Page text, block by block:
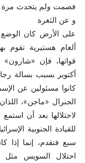
فصمت ولم يتحدث مرة
و عن الثغرة
على الأرض كان
ألغام هستيرية تقوم
أكتوبر بسبب بسالة
كانوا مسئولين عن
الجنرال «ماجن»،
لاحتلالها بعد أن
للقيادة الجنوبية
سبع فتقدم، إنما إذا